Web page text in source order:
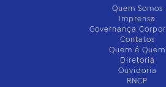
Quem Somos
Imprensa
Governança
Contatos
Quem é Quem
Diretoria
Ouvidoria
RNCP